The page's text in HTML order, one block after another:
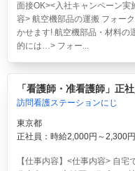
面接OK><入社キャンペーン実
容> 航空機部品の運搬 フォー
かせます! 航空機部品・材料の
的には…> フォー...
「看護師・准看護師」正
訪問看護ステーションにじ
東京都
正社員：時給2,000円～2,300円
【仕事内容】<仕事内容> 自